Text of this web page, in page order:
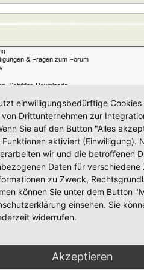
Nein
und Text der Beiträge
Text der Beiträge
Betreff der Themen
ersten Beitrag der Themen
Themen
Zeichen der Beiträge anzeigen
einwilligungsbedürftige Cookies
von Drittunternehmen zur
Sie auf den Button "Alles
aktiviert (Einwilligung).
wir und die betroffenen
Daten für verschiedene
zu Zweck,
können Sie unter dem Button
einsehen. Sie
widerrufen.
Akzeptieren